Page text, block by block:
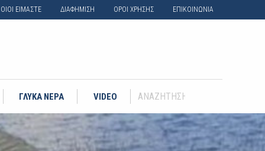
ΕΙΜΑΣΤΕ ΔΙΑΦΗΜΙΣΗ ΟΡΟΙ ΧΡΗΣΗΣ ΕΠΙΚΟΙΝΩΝΙΑ
ΓΛΥΚΑ ΝΕΡΑ VIDEO